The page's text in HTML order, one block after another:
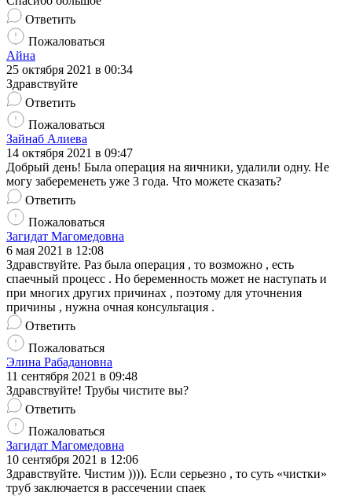
Ответить
Пожаловаться
Айна
25 октября 2021 в 00:34
Здравствуйте
Ответить
Пожаловаться
Зайнаб Алиева
14 октября 2021 в 09:47
Добрый день! Была операция на яичники, удалили одну. Не
могу забеременеть уже 3 года. Что можете сказать?
Ответить
Пожаловаться
Загидат Магомедовна
6 мая 2021 в 12:08
Здравствуйте. Раз была операция , то возможно , есть
спаечный процесс . Но беременность может не наступать и
при многих других причинах , поэтому для уточнения
причины , нужна очная консультация .
Ответить
Пожаловаться
Элина Рабадановна
11 сентября 2021 в 09:48
Здравствуйте! Трубы чистите вы?
Ответить
Пожаловаться
Загидат Магомедовна
10 сентября 2021 в 12:06
Здравствуйте. Чистим )))). Если серьезно , то суть «чистки»
труб заключается в рассечении спаек